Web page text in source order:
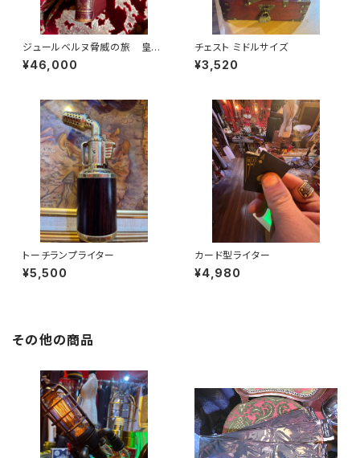
ジュールベルヌ脅威の旅 皇帝
の密使ミハイル・ストロゴフ
¥46,000
チェスト ミドルサイズ
¥3,520
トーチランプライター
¥5,500
カード型ライター
¥4,980
その他の商品